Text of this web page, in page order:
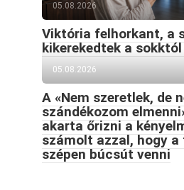
05.08.2026
Viktória felhorkant, a
kikerekedtek a
05.08.2026
A «Nem szeretlek, de
szándékozom
akarta őrizni a
számolt azzal, hogy a
szépen búcsút venni